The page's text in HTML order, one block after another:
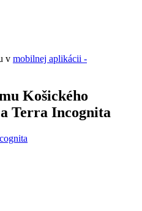
v mobilnej aplikácii -
Košického
Terra Incognita